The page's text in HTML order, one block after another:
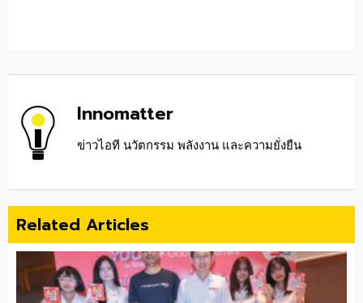
Innomatter
ข่าวไอที นวัตกรรม พลังงาน และความยั่งยืน
Related Articles